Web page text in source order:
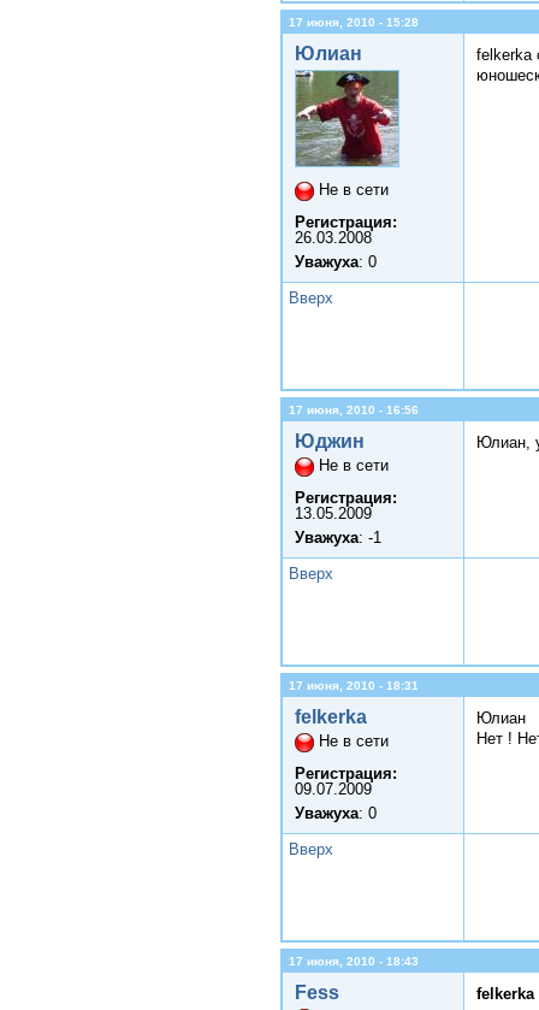
17 июня, 2010 - 15:28
Юлиан
Не в сети
Регистрация:
26.03.2008
Уважуха: 0
felkerka
Вверх
17 июня, 2010 - 16:56
Юджин
Не в сети
Регистрация:
13.05.2009
Уважуха: -1
Юлиан,
Вверх
17 июня, 2010 - 18:31
felkerka
Не в сети
Регистрация:
09.07.2009
Уважуха: 0
Юлиан
Нет !
Вверх
17 июня, 2010 - 18:43
Fess felkerka